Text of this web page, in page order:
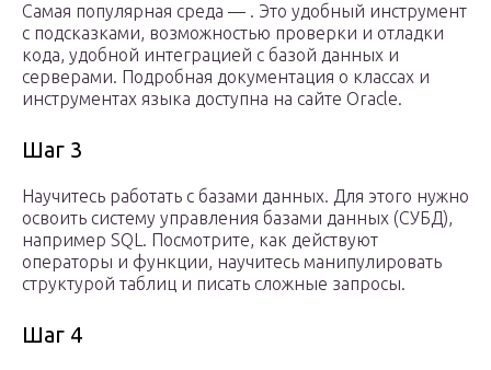
Самая популярная среда — . Это удобный инструмент
с подсказками, возможностью проверки и отладки
кода, удобной интеграцией с базой данных и
серверами. Подробная документация о классах и
инструментах языка доступна на сайте Oracle.
Шаг 3
Научитесь работать с базами данных. Для этого нужно
освоить систему управления базами данных (СУБД),
например SQL. Посмотрите, как действуют
операторы и функции, научитесь манипулировать
структурой таблиц и писать сложные запросы.
Шаг 4